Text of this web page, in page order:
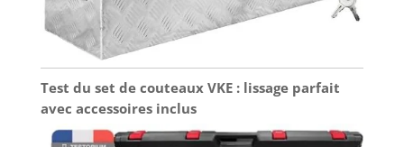
Test du set de couteaux VKE : lissage parfait
avec accessoires inclus